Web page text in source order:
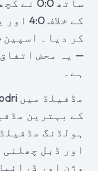
— یہ محض
ہے۔
ہولڈنگ
وژن اور